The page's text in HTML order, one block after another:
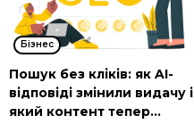
Бізнес
Пошук без кліків: як AI-
відповіді змінили видачу і
який контент тепер...